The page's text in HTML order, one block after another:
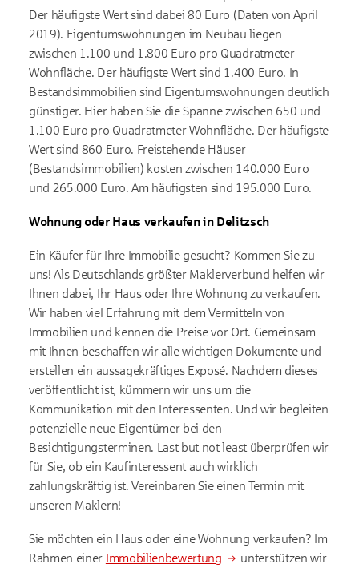
Der häufigste Wert sind dabei 80 Euro (Daten von April
2019). Eigentumswohnungen im Neubau liegen
zwischen 1.100 und 1.800 Euro pro Quadratmeter
Wohnfläche. Der häufigste Wert sind 1.400 Euro. In
Bestandsimmobilien sind Eigentumswohnungen deutlich
günstiger. Hier haben Sie die Spanne zwischen 650 und
1.100 Euro pro Quadratmeter Wohnfläche. Der häufigste
Wert sind 860 Euro. Freistehende Häuser
(Bestandsimmobilien) kosten zwischen 140.000 Euro
und 265.000 Euro. Am häufigsten sind 195.000 Euro.
Wohnung oder Haus verkaufen in Delitzsch
Ein Käufer für Ihre Immobilie gesucht? Kommen Sie zu
uns! Als Deutschlands größter Maklerverbund helfen wir
Ihnen dabei, Ihr Haus oder Ihre Wohnung zu verkaufen.
Wir haben viel Erfahrung mit dem Vermitteln von
Immobilien und kennen die Preise vor Ort. Gemeinsam
mit Ihnen beschaffen wir alle wichtigen Dokumente und
erstellen ein aussagekräftiges Exposé. Nachdem dieses
veröffentlicht ist, kümmern wir uns um die
Kommunikation mit den Interessenten. Und wir begleiten
potenzielle neue Eigentümer bei den
Besichtigungsterminen. Last but not least überprüfen wir
für Sie, ob ein Kaufinteressent auch wirklich
zahlungskräftig ist. Vereinbaren Sie einen Termin mit
unseren Maklern!
Sie möchten ein Haus oder eine Wohnung verkaufen? Im
Rahmen einer Immobilienbewertung
unterstützen wir